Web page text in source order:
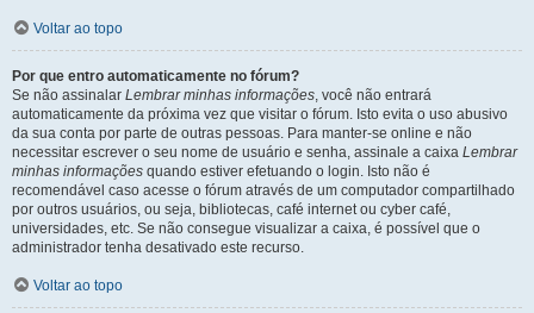
Voltar ao topo
Por que entro automaticamente no fórum?
Se não assinalar Lembrar minhas informações, você não entrará
automaticamente da próxima vez que visitar o fórum. Isto evita o uso abusivo
da sua conta por parte de outras pessoas. Para manter-se online e não
necessitar escrever o seu nome de usuário e senha, assinale a caixa Lembrar
minhas informações quando estiver efetuando o login. Isto não é
recomendável caso acesse o fórum através de um computador compartilhado
por outros usuários, ou seja, bibliotecas, café internet ou cyber café,
universidades, etc. Se não consegue visualizar a caixa, é possível que o
administrador tenha desativado este recurso.
Voltar ao topo